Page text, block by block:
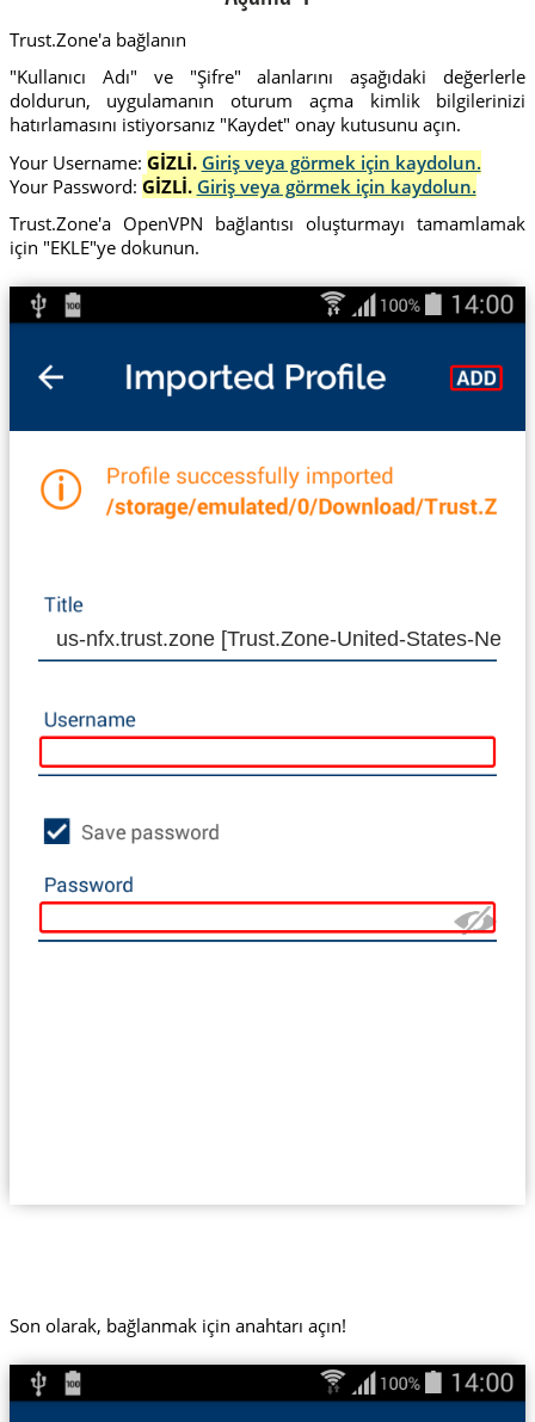
Trust.Zone'a bağlanın
"Kullanıcı Adı" ve "Şifre" alanlarını aşağıdaki değerlerle
doldurun, uygulamanın oturum açma kimlik bilgilerinizi
hatırlamasını istiyorsanız "Kaydet" onay kutusunu açın.
Your Username: GİZLİ. Giriş veya görmek için kaydolun.
Your Password: GİZLİ. Giriş veya görmek için kaydolun.
Trust.Zone'a OpenVPN bağlantısı oluşturmayı tamamlamak
için "EKLE"ye dokunun.
us-nfx.trust.zone [Trust.Zone-United-States-
Son olarak, bağlanmak için anahtarı açın!